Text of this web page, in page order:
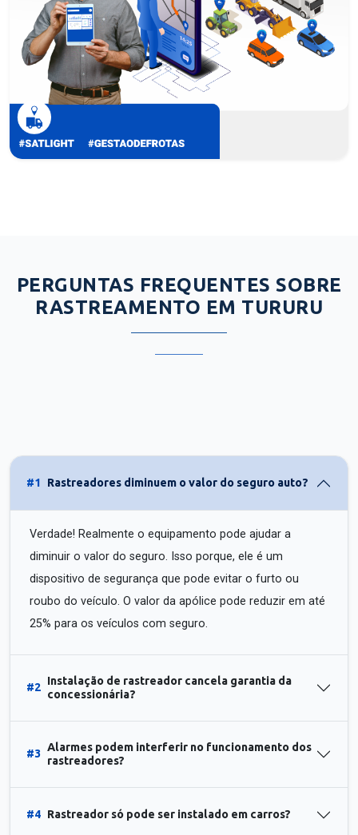
PERGUNTAS FREQUENTES SOBRE
RASTREAMENTO EM TURURU
#1 Rastreadores diminuem o valor do seguro auto?
Verdade! Realmente o equipamento pode ajudar a
diminuir o valor do seguro. Isso porque, ele é um
dispositivo de segurança que pode evitar o furto ou
roubo do veículo. O valor da apólice pode reduzir em até
25% para os veículos com seguro.
#2
Instalação de rastreador cancela garantia da
concessionária?
#3
Alarmes podem interferir no funcionamento dos
rastreadores?
#4 Rastreador só pode ser instalado em carros?